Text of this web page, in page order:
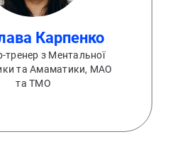
Карпенко⁩
тренер з Ментальної
та Амаматики, МАО
та ТМО